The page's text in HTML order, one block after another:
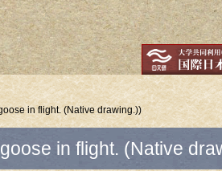
in flight. (Native drawing.))
in flight. (Native